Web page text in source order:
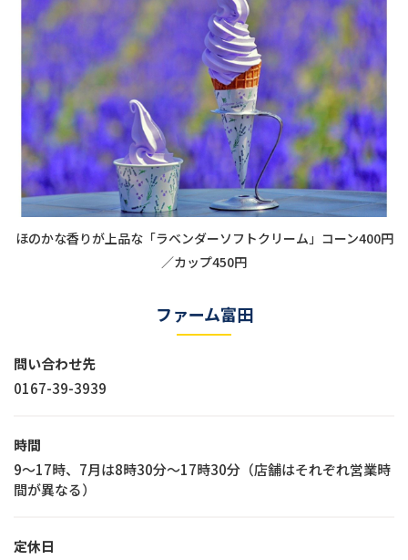
ほのかな香りが上品な「ラベンダーソフトクリーム」コーン400円
／カップ450円
ファーム富田
問い合わせ先
0167-39-3939
時間
9〜17時、7月は8時30分～17時30分（店舗はそれぞれ営業時
間が異なる）
定休日